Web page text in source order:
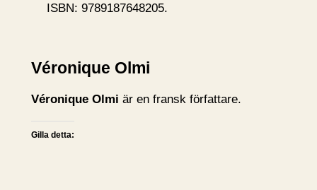
ISBN: 9789187648205.
Véronique Olmi
Véronique Olmi är en fransk författare.
Gilla detta: